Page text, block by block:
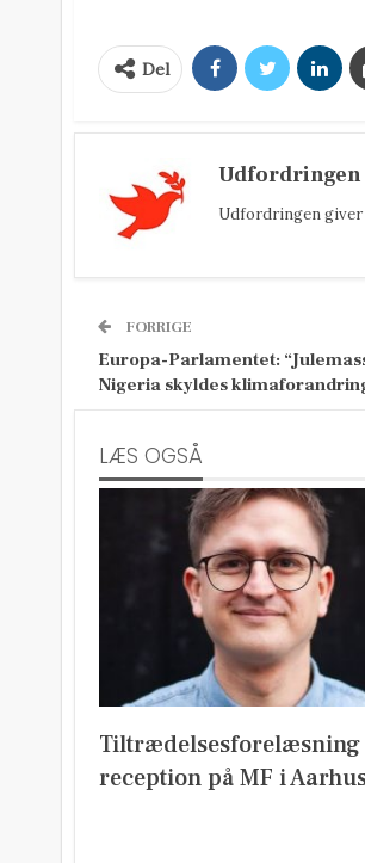
Del
Udfordringen
Udfordringen giver
FORRIGE
Europa-Parlamentet:
Nigeria skyldes
LÆS OGSÅ
Tiltrædelsesforelæsning
reception på MF i